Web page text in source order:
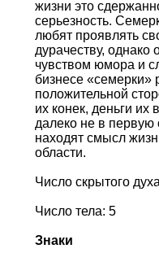
жизни это
серьезность.
любят проявлять
дурачеству,
чувством юмора и
бизнесе «семерки»
положительной
их конек, деньги
далеко не в первую
находят смысл
области.
Число скрытого
Число тела: 5
Знаки